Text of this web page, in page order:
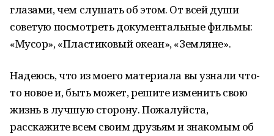
глазами, чем слушать об этом. От всей души
советую посмотреть документальные фильмы:
«Мусор», «Пластиковый океан», «Земляне».
Надеюсь, что из моего материала вы узнали что-
то новое и, быть может, решите изменить свою
жизнь в лучшую сторону. Пожалуйста,
расскажите всем своим друзьям и знакомым об